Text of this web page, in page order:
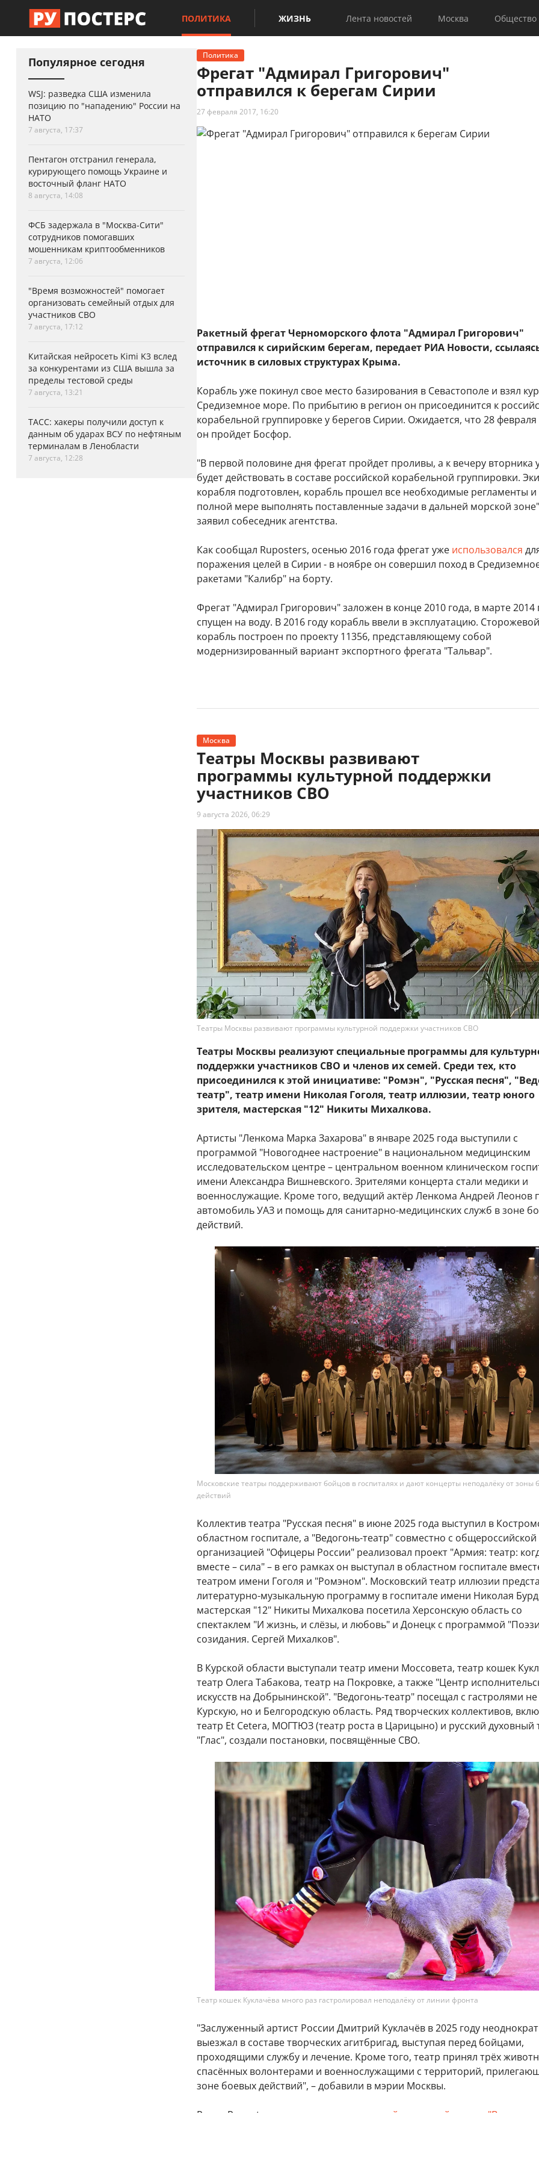
ПОЛИТИКА ЖИЗНЬ Лента новостей Москва Общество
Популярное сегодня
WSJ: разведка США изменила
позицию по "нападению" России на
НАТО
7 августа, 17:37
Пентагон отстранил генерала,
курирующего помощь Украине и
восточный фланг НАТО
8 августа, 14:08
ФСБ задержала в "Москва-Сити"
сотрудников помогавших
мошенникам криптообменников
7 августа, 12:06
"Время возможностей" помогает
организовать семейный отдых для
участников СВО
7 августа, 17:12
Китайская нейросеть Kimi K3 вслед
за конкурентами из США вышла за
пределы тестовой среды
7 августа, 13:21
ТАСС: хакеры получили доступ к
данным об ударах ВСУ по нефтяным
терминалам в Ленобласти
7 августа, 12:28
Политика
Фрегат "Адмирал Григорович"
отправился к берегам Сирии
27 февраля 2017, 16:20
Ракетный фрегат Черноморского флота "Адмирал Григорович"
отправился к сирийским берегам, передает РИА Новости,
источник в силовых структурах Крыма.
Корабль уже покинул свое место базирования в Севастополе и взял
Средиземное море. По прибытию в регион он присоединится к
корабельной группировке у берегов Сирии. Ожидается, что 28
он пройдет Босфор.
"В первой половине дня фрегат пройдет проливы, а к вечеру вторника
будет действовать в составе российской корабельной группировки.
корабля подготовлен, корабль прошел все необходимые регламенты и
полной мере выполнять поставленные задачи в дальней морской
заявил собеседник агентства.
Как сообщал Ruposters, осенью 2016 года фрегат уже использовался
поражения целей в Сирии - в ноябре он совершил поход в
ракетами "Калибр" на борту.
Фрегат "Адмирал Григорович" заложен в конце 2010 года, в марте 2014
спущен на воду. В 2016 году корабль ввели в эксплуатацию. Сторожевой
корабль построен по проекту 11356, представляющему собой
модернизированный вариант экспортного фрегата "Тальвар".
Москва
Театры Москвы развивают
программы культурной поддержки
участников СВО
9 августа 2026, 06:29
Театры Москвы развивают программы культурной поддержки участников СВО
Театры Москвы реализуют специальные программы для
поддержки участников СВО и членов их семей. Среди тех, кто
присоединился к этой инициативе: "Ромэн", "Русская песня",
театр", театр имени Николая Гоголя, театр иллюзии, театр юного
зрителя, мастерская "12" Никиты Михалкова.
Артисты "Ленкома Марка Захарова" в январе 2025 года выступили с
программой "Новогоднее настроение" в национальном медицинским
исследовательском центре – центральном военном клиническом
имени Александра Вишневского. Зрителями концерта стали медики и
военнослужащие. Кроме того, ведущий актёр Ленкома Андрей Леонов
автомобиль УАЗ и помощь для санитарно-медицинских служб в зоне
действий.
Московские театры поддерживают бойцов в госпиталях и дают концерты неподалёку от зоны
действий
Коллектив театра "Русская песня" в июне 2025 года выступил в
областном госпитале, а "Ведогонь-театр" совместно с общероссийской
организацией "Офицеры России" реализовал проект "Армия: театр:
вместе – сила" – в его рамках он выступал в областном госпитале
театром имени Гоголя и "Ромэном". Московский театр иллюзии
литературно-музыкальную программу в госпитале имени Николая
мастерская "12" Никиты Михалкова посетила Херсонскую область со
спектаклем "И жизнь, и слёзы, и любовь" и Донецк с программой
созидания. Сергей Михалков".
В Курской области выступали театр имени Моссовета, театр кошек
театр Олега Табакова, театр на Покровке, а также "Центр
искусств на Добрынинской". "Ведогонь-театр" посещал с гастролями
Курскую, но и Белгородскую область. Ряд творческих коллективов,
театр Et Cetera, МОГТЮЗ (театр роста в Царицыно) и русский духовный
"Глас", создали постановки, посвящённые СВО.
Театр кошек Куклачёва много раз гастролировал неподалёку от линии фронта
"Заслуженный артист России Дмитрий Куклачёв в 2025 году
выезжал в составе творческих агитбригад, выступая перед бойцами,
проходящими службу и лечение. Кроме того, театр принял трёх
спасённых волонтерами и военнослужащими с территорий,
зоне боевых действий", – добавили в мэрии Москвы.
Ранее Ruposters рассказал, как
столичный городской проект "Время